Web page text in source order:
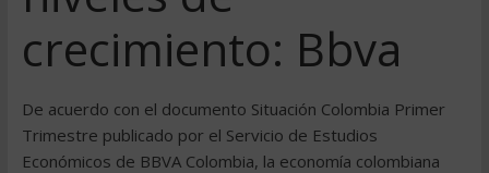
crecimiento: Bbva
De acuerdo con el documento Situación Colombia Primer
Trimestre publicado por el Servicio de Estudios
Económicos de BBVA Colombia, la economía colombiana